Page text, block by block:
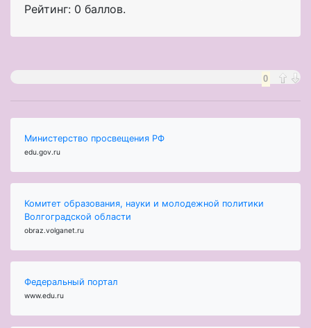
Рейтинг: 0 баллов.
0
Министерство просвещения РФ
edu.gov.ru
Комитет образования, науки и молодежной политики
Волгоградской области
obraz.volganet.ru
Федеральный портал
www.edu.ru